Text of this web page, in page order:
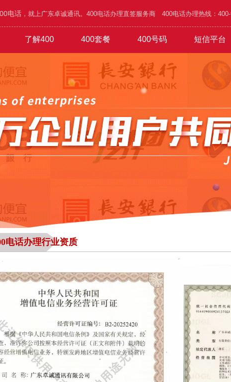
电话 ，就上广东卓诚通讯。400电话办理直签服务商 400电话办理热线：
了解400
能 办理攻略 1010号码
400套餐
1800元年套餐 4500元年套餐 6.8万元年
400号码
吉祥靓号 城市区号 行业谐音 普通易记
短信平台
验证短信 通知短信
五金 广告/设计/装饰 网络/通讯/科技 家具/家私/家电公司简介
电话办理行业资质